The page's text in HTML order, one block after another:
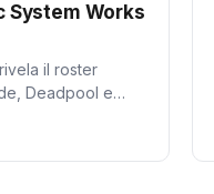
System Works
il roster
Deadpool e